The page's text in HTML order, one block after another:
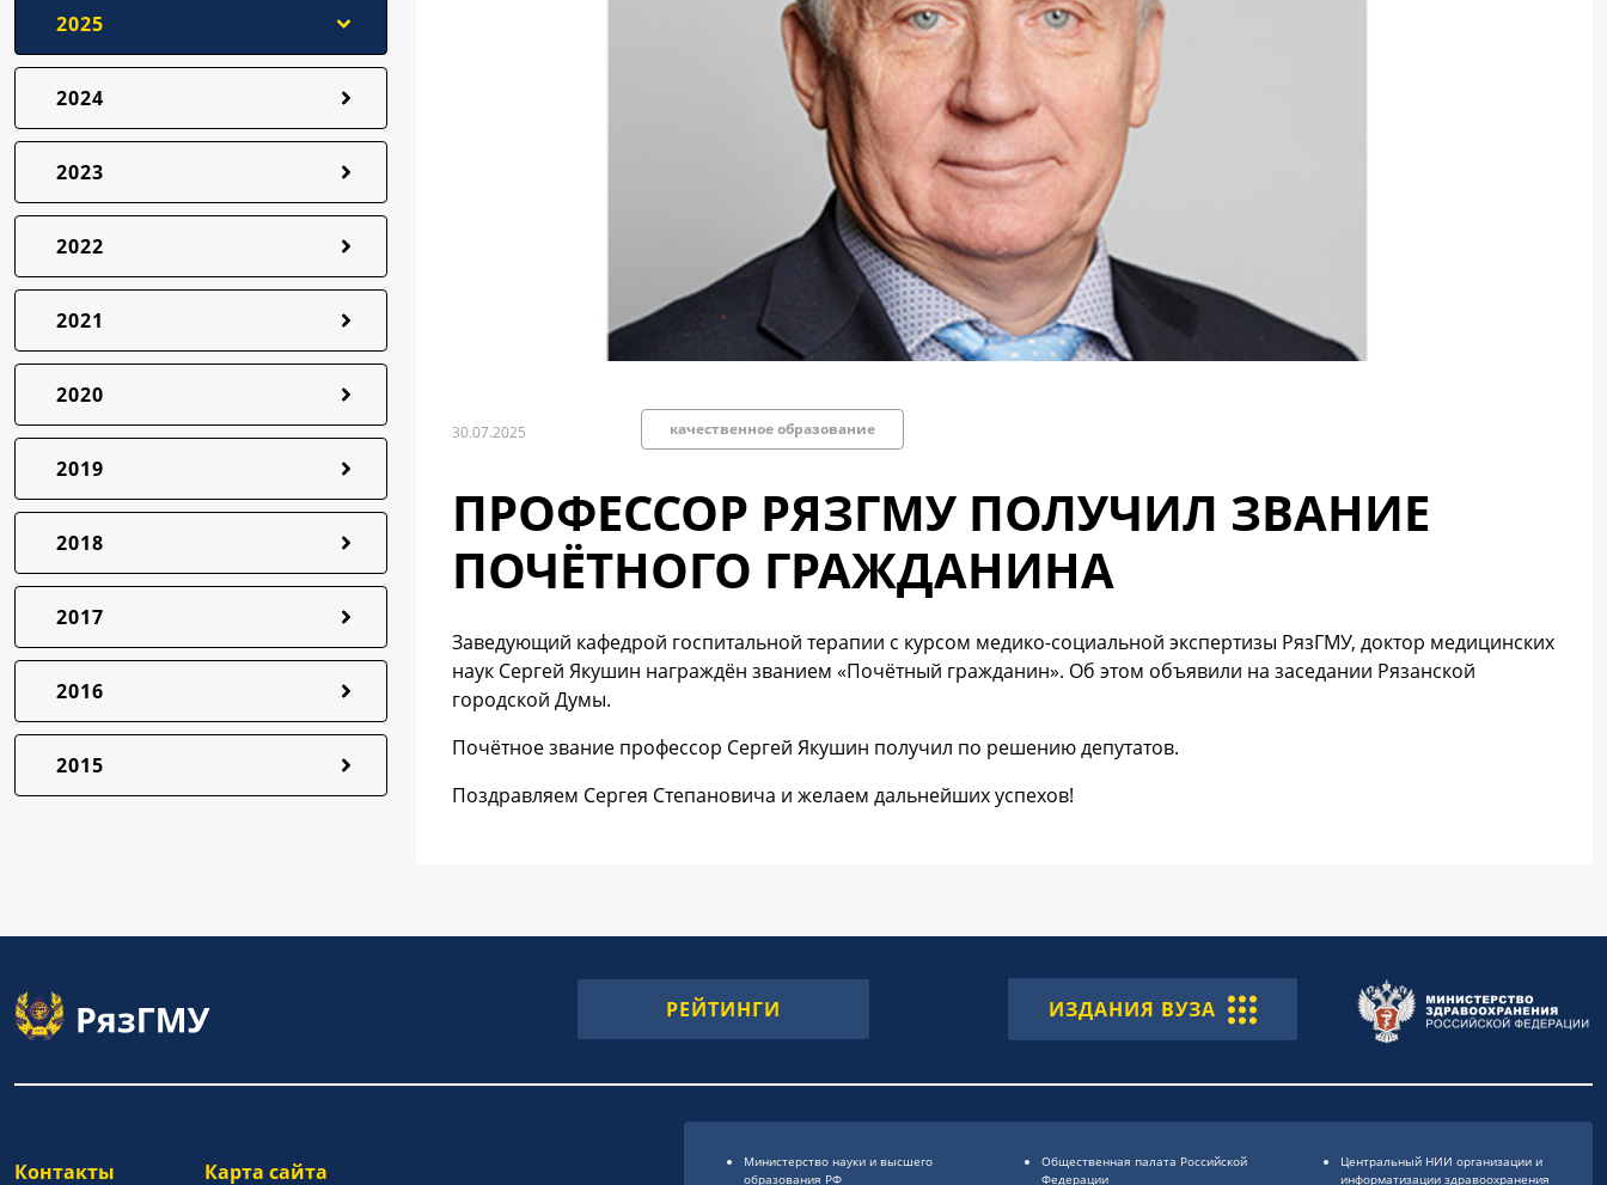
2025
2024
2023
2022
2021
2020
2019
2018
2017
2016
2015
30.07.2025 качественное образование
ПРОФЕССОР РЯЗГМУ ПОЛУЧИЛ ЗВАНИЕ
ПОЧЁТНОГО ГРАЖДАНИНА
Заведующий кафедрой госпитальной терапии с курсом медико-социальной экспертизы РязГМУ, доктор медицинских
наук Сергей Якушин награждён званием «Почётный гражданин». Об этом объявили на заседании Рязанской
городской Думы.
Почётное звание профессор Сергей Якушин получил по решению депутатов.
Поздравляем Сергея Степановича и желаем дальнейших успехов!
РЕЙТИНГИ ИЗДАНИЯ ВУЗА
Контакты Карта сайта
Министерство науки и высшего
образования РФ
Общественная палата Российской
Федерации
Центральный НИИ организации и
информатизации здравоохранения